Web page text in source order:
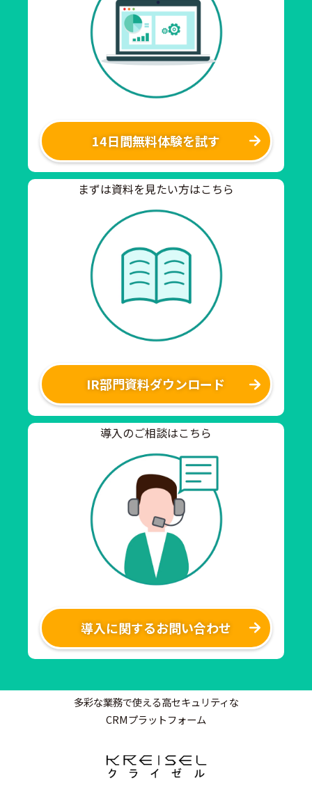
14日間無料体験を試す
まずは資料を見たい方はこちら
IR部門資料ダウンロード
導入のご相談はこちら
導入に関するお問い合わせ
多彩な業務で使える高セキュリティな
CRMプラットフォーム